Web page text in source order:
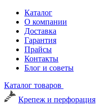
Каталог
О компании
Доставка
Гарантия
Прайсы
Контакты
Блог и советы
Каталог товаров
Крепеж и перфорация